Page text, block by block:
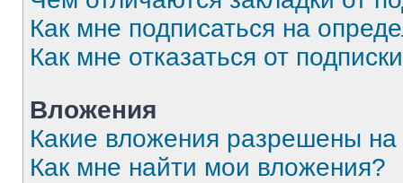
Как мне подписаться на
Как мне отказаться от
Вложения
Какие вложения разрешены
Как мне найти мои вложения?